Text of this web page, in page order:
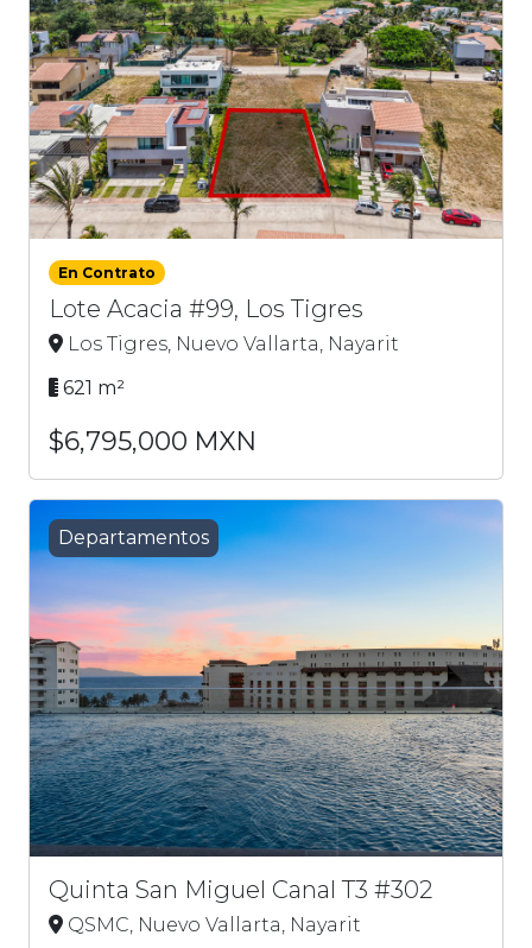
En Contrato
Lote Acacia #99, Los Tigres
Los Tigres, Nuevo Vallarta, Nayarit
621 m²
$6,795,000 MXN
Departamentos
Quinta San Miguel Canal T3 #302
QSMC, Nuevo Vallarta, Nayarit